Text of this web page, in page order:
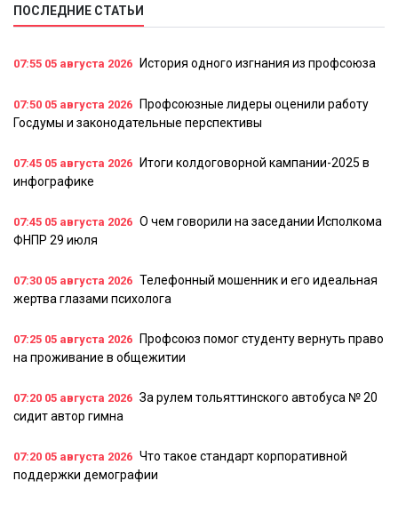
ПОСЛЕДНИЕ СТАТЬИ
07:55 05 августа 2026 История одного изгнания из профсоюза
07:50 05 августа 2026 Профсоюзные лидеры оценили работу
Госдумы и законодательные перспективы
07:45 05 августа 2026 Итоги колдоговорной кампании-2025 в
инфографике
07:45 05 августа 2026 О чем говорили на заседании Исполкома
ФНПР 29 июля
07:30 05 августа 2026 Телефонный мошенник и его идеальная
жертва глазами психолога
07:25 05 августа 2026 Профсоюз помог студенту вернуть право
на проживание в общежитии
07:20 05 августа 2026 За рулем тольяттинского автобуса № 20
сидит автор гимна
07:20 05 августа 2026 Что такое стандарт корпоративной
поддержки демографии